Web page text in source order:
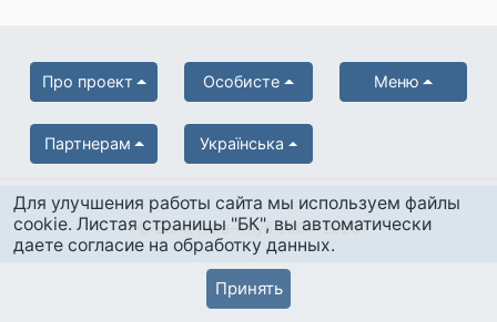
Про проект Особисте Меню
Партнерам Українська
© Боністика-Клуб 2004-2026
Для улучшения работы сайта мы используем файлы
cookie. Листая страницы "БК", вы автоматически
даете согласие на обработку данных.
Принять